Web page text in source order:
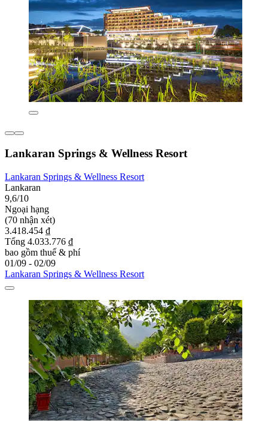
Lankaran Springs & Wellness Resort
Lankaran Springs & Wellness Resort
Lankaran
9,6/10
Ngoại hạng
(70 nhận xét)
3.418.454 ₫
Tổng 4.033.776 ₫
bao gồm thuế & phí
01/09 - 02/09
Lankaran Springs & Wellness Resort